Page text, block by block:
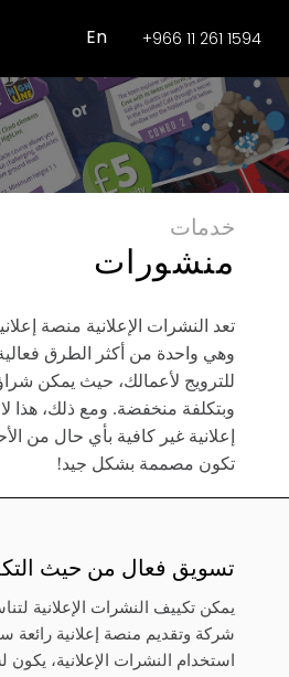
+966 11 261 1594
En
خدمات
منشورات
تعد النشرات الإعلانية منصة
وهي واحدة من أكثر الطرق
للترويج لأعمالك، حيث يمكن
وبتكلفة منخفضة. ومع ذلك، هذا لا
إعلانية غير كافية بأي حال من
تكون مصممة بشكل جيد!
تسويق فعال من حيث
يمكن تكييف النشرات الإعلانية
شركة وتقديم منصة إعلانية رائعة
استخدام النشرات الإعلانية،